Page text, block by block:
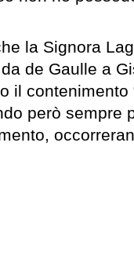
la Signora
de Gaulle a
il contenimento
però sempre